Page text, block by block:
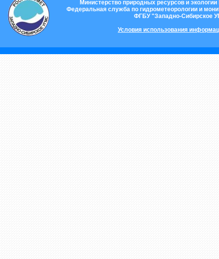
Министерство природных ресурсов и
Федеральная служба по гидрометеорологии и
ФГБУ "Западно-Сибирское
Условия использования